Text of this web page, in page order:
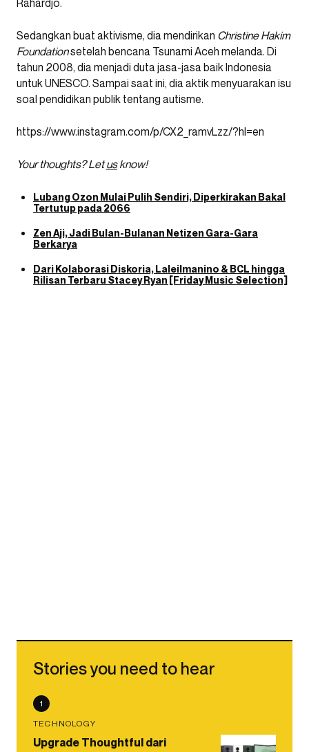
Sedangkan buat aktivisme, dia mendirikan Christine Hakim
Foundationsetelah bencana Tsunami Aceh melanda. Di
tahun 2008, dia menjadi duta jasa-jasa baik Indonesia
untuk UNESCO. Sampai saat ini, dia aktik menyuarakan isu
soal pendidikan publik tentang autisme.
https://www.instagram.com/p/CX2_ramvLzz/?hl=en
Your thoughts? Letusknow!
Lubang Ozon Mulai Pulih Sendiri, Diperkirakan Bakal
Tertutup pada 2066
Zen Aji, Jadi Bulan-Bulanan Netizen Gara-Gara
Berkarya
Dari Kolaborasi Diskoria, Laleilmanino & BCL hingga
Rilisan Terbaru Stacey Ryan [Friday Music Selection]
Stories you need to hear
1
TECHNOLOGY
Upgrade Thoughtful dari